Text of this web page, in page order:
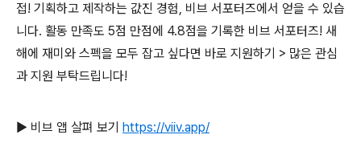
접! 기획하고 제작하는 값진 경험, 비브 서포터즈에서 얻을 수 있습
니다. 활동 만족도 5점 만점에 4.8점을 기록한 비브 서포터즈! 새
해에 재미와 스펙을 모두 잡고 싶다면 바로 지원하기 > 많은 관심
과 지원 부탁드립니다!
▶ 비브 앱 살펴 보기 https://viiv.app/